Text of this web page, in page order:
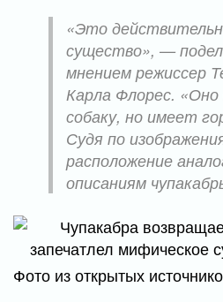
«Это
существо», —
мнением режиссер
Карла Флорес.
собаку, но имеет
Судя по
расположение
описаниям
Фото из открытых